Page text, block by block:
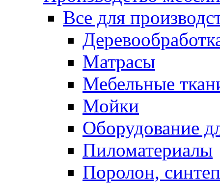
Все для
Матрасы
Мебельные
Мойки
Оборудование
Пиломатериалы
Поролон,